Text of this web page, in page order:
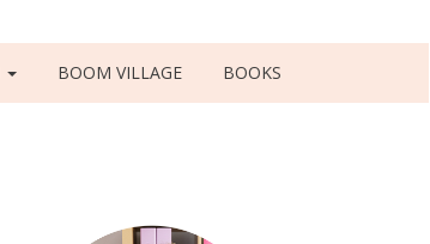
BOOM VILLAGE BOOKS